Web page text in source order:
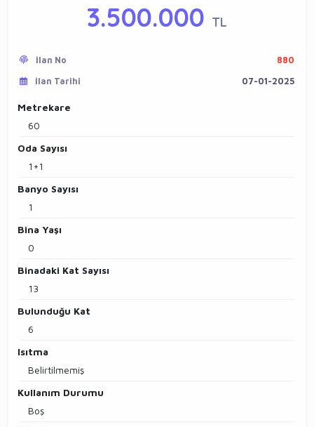
3.500.000 TL
İlan No
880
İlan Tarihi
07-01-2025
Metrekare
60
Oda Sayısı
1+1
Banyo Sayısı
1
Bina Yaşı
0
Binadaki Kat Sayısı
13
Bulunduğu Kat
6
Isıtma
Belirtilmemiş
Kullanım Durumu
Boş